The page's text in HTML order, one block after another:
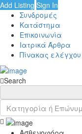
Add Listing Sign In
Συνδρομές
Κατάστημα
Επικοινωνία
Ιατρικά Άρθρα
Πίνακας ελέγχου
Search